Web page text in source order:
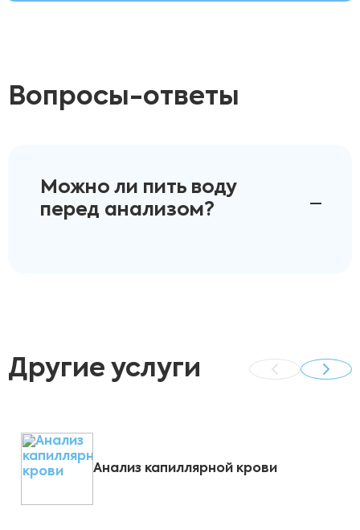
Вопросы-ответы
Можно ли пить воду
перед анализом?
Другие услуги
Анализ капиллярной крови